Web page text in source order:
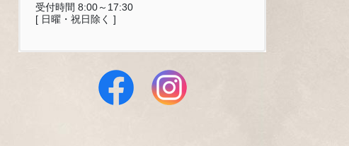
受付時間 8:00～17:30
[ 日曜・祝日除く ]